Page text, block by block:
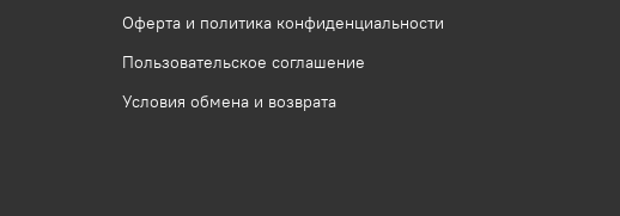
Оферта и политика конфиденциальности
Пользовательское соглашение
Условия обмена и возврата